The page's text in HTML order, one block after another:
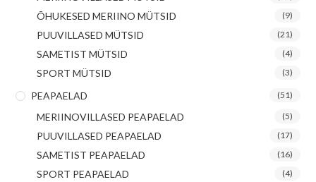
ÕHUKESED MERIINO MÜTSID (9)
PUUVILLASED MÜTSID (21)
SAMETIST MÜTSID (4)
SPORT MÜTSID (3)
PEAPAELAD (51)
MERIINOVILLASED PEAPAELAD (5)
PUUVILLASED PEAPAELAD (17)
SAMETIST PEAPAELAD (16)
SPORT PEAPAELAD (4)